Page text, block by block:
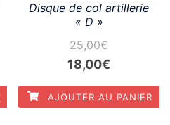
Disque de col artillerie
« D »
25,00€
Le
prix
initial
18,00€
prix
actuel
AJOUTER AU PANIER